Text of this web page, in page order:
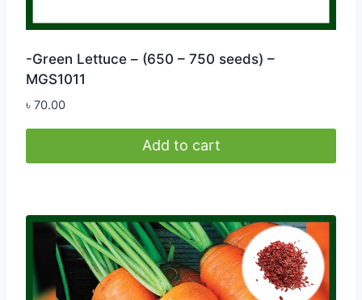
-Green Lettuce – (650 – 750 seeds) –
MGS1011
৳ 70.00
Add to cart